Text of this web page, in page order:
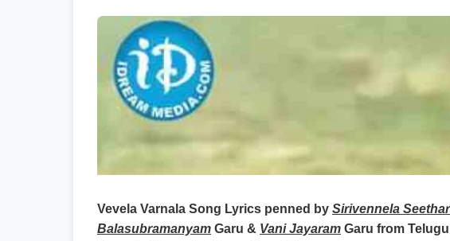
Vevela Varnala Song Lyrics penned by Sirivennela
Balasubramanyam Garu & Vani Jayaram Garu from